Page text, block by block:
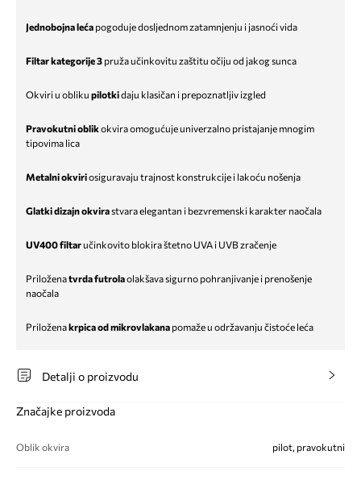
Jednobojna leća pogoduje dosljednom zatamnjenju i jasnoći vida
Filtar kategorije 3 pruža učinkovitu zaštitu očiju od jakog sunca
Okviri u obliku pilotkidaju klasičan i prepoznatljiv izgled
Pravokutni oblikokvira omogućuje univerzalno pristajanje mnogim
tipovima lica
Metalni okviriosiguravaju trajnost konstrukcije i lakoću nošenja
Glatki dizajn okvirastvara elegantan i bezvremenski karakter naočala
UV400 filtaručinkovito blokira štetno UVA i UVB zračenje
Priloženatvrda futrolaolakšava sigurno pohranjivanje i prenošenje
naočala
Priloženakrpica od mikrovlakana pomaže u održavanju čistoće leća
Detalji o proizvodu
Značajke proizvoda
Oblik okvira pilot, pravokutni